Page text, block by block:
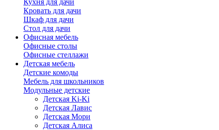
Кухня для дачи
Кровать для дачи
Шкаф для дачи
Стол для дачи
Офисная мебель
Офисные столы
Офисные стеллажи
Детская мебель
Детские комоды
Мебель для школьников
Модульные детские
Детская Ki-Ki
Детская Лавис
Детская Мори
Детская Алиса